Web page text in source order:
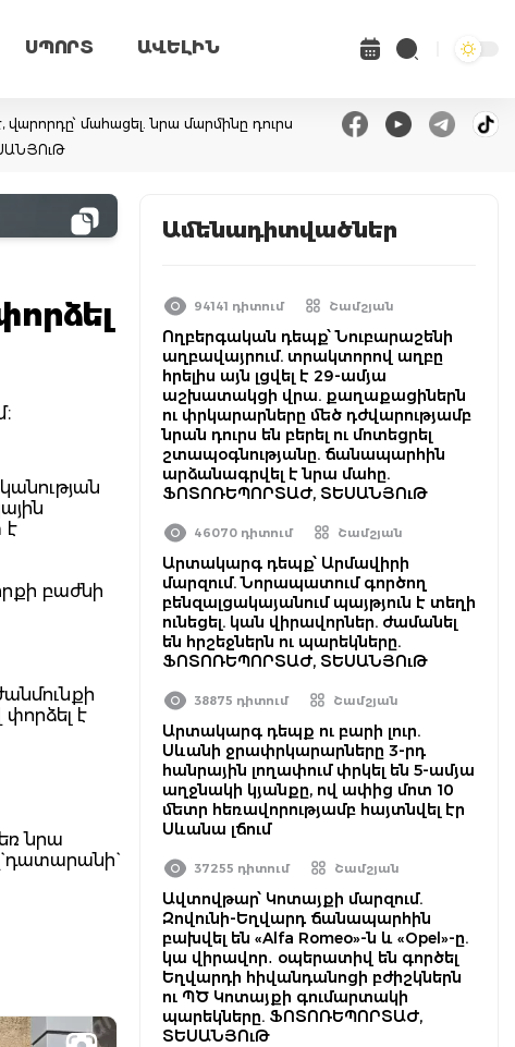
ՍՊՈՐՏ ԱՎԵԼԻՆ
վարորդը՝ մահացել. նրա մարմինը դուրս
է
բաժնի
է
նրա
դատարանի`
Ամենադիտվածներ
94141 դիտում Շամշյան
Ողբերգական դեպք՝ Նուբարաշենի
աղբավայրում. տրակտորով աղբը
հրելիս այն լցվել է 29-ամյա
աշխատակցի վրա. քաղաքացիներն
ու փրկարարները մեծ դժվարությամբ
նրան դուրս են բերել ու մոտեցրել
շտապօգնությանը. ճանապարհին
արձանագրվել է նրա մահը.
ՖՈՏՈՌԵՊՈՐՏԱԺ, ՏԵՍԱՆՅՈւԹ
46070 դիտում Շամշյան
Արտակարգ դեպք՝ Արմավիրի
մարզում. Նորապատում գործող
բենզալցակայանում պայթյուն է տեղի
ունեցել. կան վիրավորներ. ժամանել
են հրշեջներն ու պարեկները.
ՖՈՏՈՌԵՊՈՐՏԱԺ, ՏԵՍԱՆՅՈւԹ
38875 դիտում Շամշյան
Արտակարգ դեպք ու բարի լուր.
Սևանի ջրափրկարարները 3-րդ
հանրային լողափում փրկել են 5-ամյա
աղջնակի կյանքը, ով ափից մոտ 10
մետր հեռավորությամբ հայտնվել էր
Սևանա լճում
37255 դիտում Շամշյան
Ավտովթար՝ Կոտայքի մարզում.
Զովունի-Եղվարդ ճանապարհին
բախվել են «Alfa Romeo»-ն և «Opel»-ը.
կա վիրավոր․ օպերատիվ են գործել
Եղվարդի հիվանդանոցի բժիշկներն
ու ՊԾ Կոտայքի գումարտակի
պարեկները. ՖՈՏՈՌԵՊՈՐՏԱԺ,
ՏԵՍԱՆՅՈւԹ